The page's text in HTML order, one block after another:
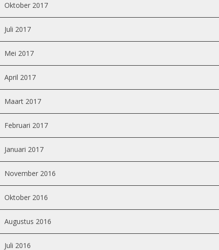
Oktober 2017
Juli 2017
Mei 2017
April 2017
Maart 2017
Februari 2017
Januari 2017
November 2016
Oktober 2016
Augustus 2016
Juli 2016